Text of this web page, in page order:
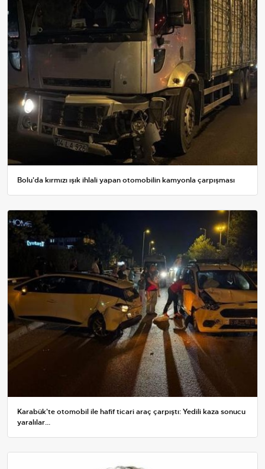
Bolu'da kırmızı ışık ihlali yapan otomobilin kamyonla çarpışması
Karabük'te otomobil ile hafif ticari araç çarpıştı: Yedili kaza sonucu
yaralılar...